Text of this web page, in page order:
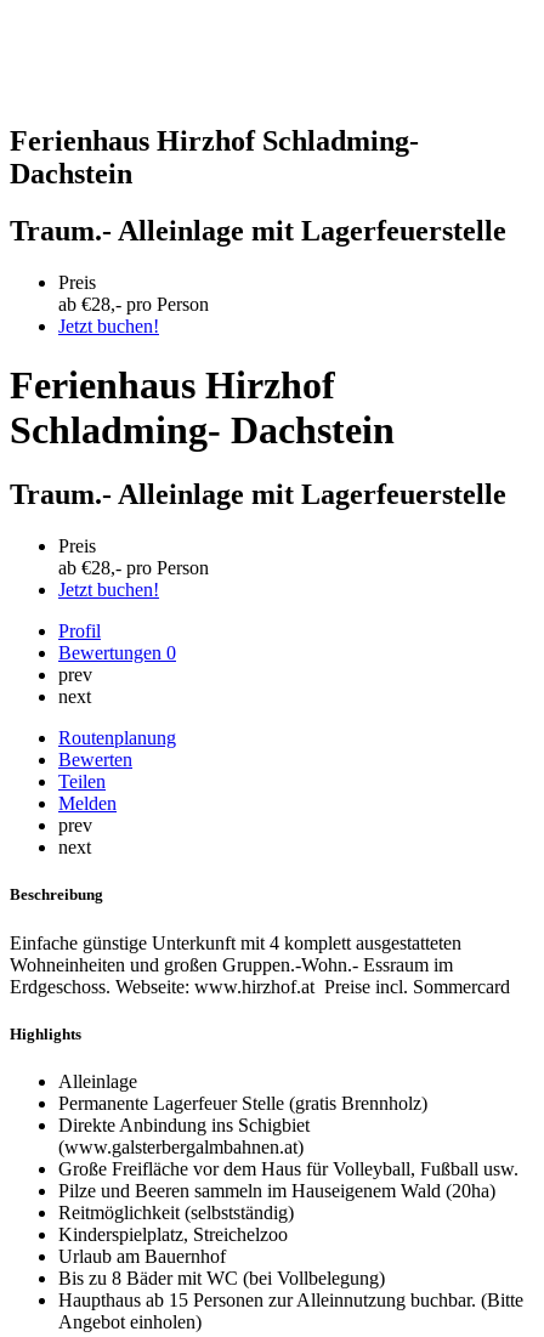
Ferienhaus Hirzhof Schladming-
Dachstein
Traum.- Alleinlage mit Lagerfeuerstelle
Preis
ab €28,- pro Person
Jetzt buchen!
Ferienhaus Hirzhof
Schladming- Dachstein
Traum.- Alleinlage mit Lagerfeuerstelle
Preis
ab €28,- pro Person
Jetzt buchen!
Profil
Bewertungen 0
prev
next
Routenplanung
Bewerten
Teilen
Melden
prev
next
Beschreibung
Einfache günstige Unterkunft mit 4 komplett ausgestatteten
Wohneinheiten und großen Gruppen.-Wohn.- Essraum im
Erdgeschoss. Webseite: www.hirzhof.at Preise incl. Sommercard
Highlights
Alleinlage
Permanente Lagerfeuer Stelle (gratis Brennholz)
Direkte Anbindung ins Schigbiet
(www.galsterbergalmbahnen.at)
Große Freifläche vor dem Haus für Volleyball, Fußball usw.
Pilze und Beeren sammeln im Hauseigenem Wald (20ha)
Reitmöglichkeit (selbstständig)
Kinderspielplatz, Streichelzoo
Urlaub am Bauernhof
Bis zu 8 Bäder mit WC (bei Vollbelegung)
Haupthaus ab 15 Personen zur Alleinnutzung buchbar. (Bitte
Angebot einholen)